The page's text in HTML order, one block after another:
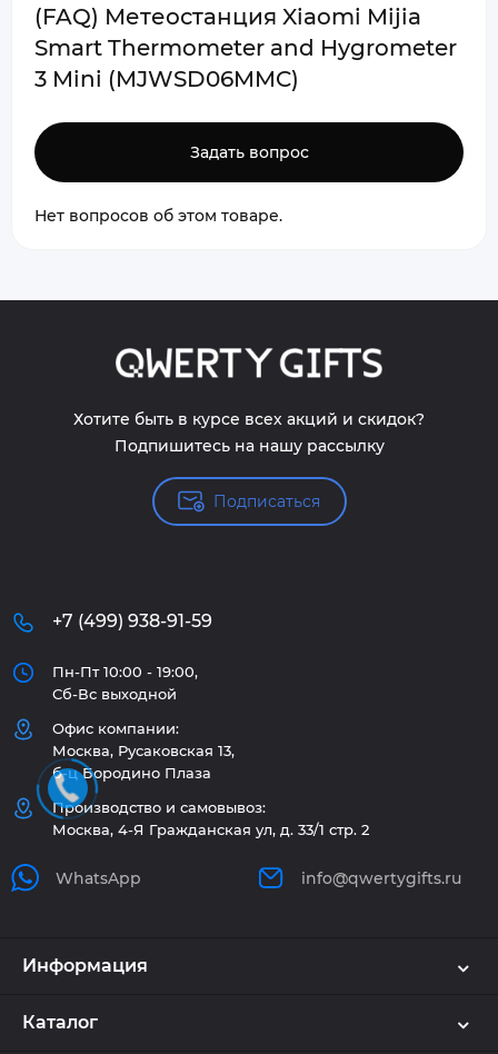
(FAQ) Метеостанция Xiaomi Mijia
Smart Thermometer and Hygrometer
3 Mini (MJWSD06MMC)
Задать вопрос
Нет вопросов об этом товаре.
Хотите быть в курсе всех акций и скидок?
Подпишитесь на нашу рассылку
Подписаться
+7 (499) 938-91-59
Пн-Пт 10:00 - 19:00,
Сб-Вс выходной
Офис компании:
Москва, Русаковская 13,
б-ц Бородино Плаза
Производство и самовывоз:
Москва, 4-Я Гражданская ул, д. 33/1 стр. 2
WhatsApp info@qwertygifts.ru
Информация
Каталог